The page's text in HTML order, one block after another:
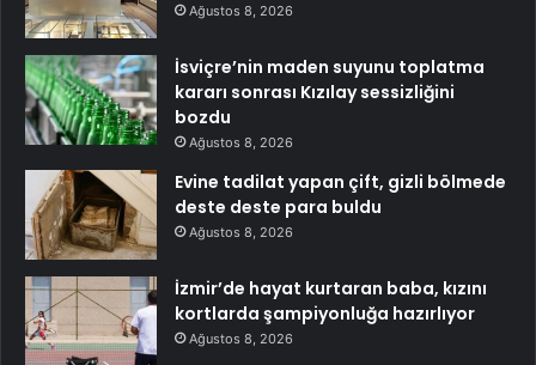
Ağustos 8, 2026
İsviçre’nin maden suyunu toplatma
kararı sonrası Kızılay sessizliğini
bozdu
Ağustos 8, 2026
Evine tadilat yapan çift, gizli bölmede
deste deste para buldu
Ağustos 8, 2026
İzmir’de hayat kurtaran baba, kızını
kortlarda şampiyonluğa hazırlıyor
Ağustos 8, 2026